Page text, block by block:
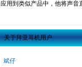
用到类似产品中，他将声
关于拜亚耳机用户
在用DT860，非常不错的
不俗。……[详细]
斌仔
在用DTX50，低音震撼，